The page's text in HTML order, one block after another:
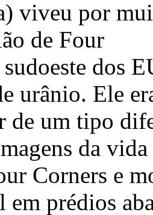
viveu por
de Four
dos
urânio. Ele
de um tipo
da
Corners e
em prédios